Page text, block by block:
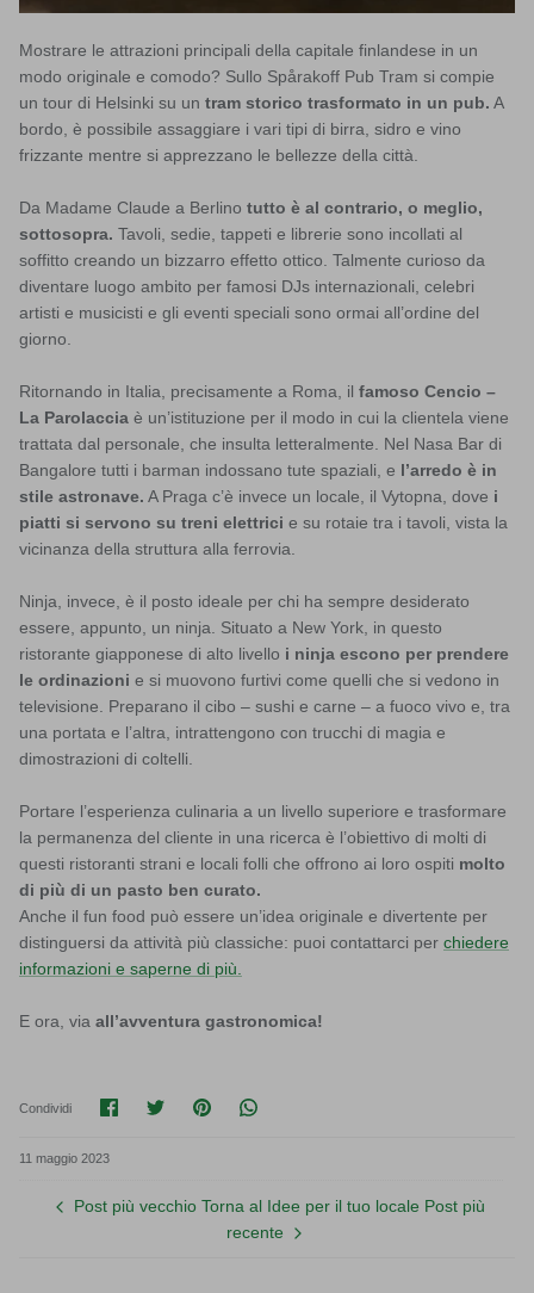
Mostrare le attrazioni principali della capitale finlandese in un
modo originale e comodo? Sullo Spårakoff Pub Tram si compie
un tour di Helsinki su un tram storico trasformato in un pub. A
bordo, è possibile assaggiare i vari tipi di birra, sidro e vino
frizzante mentre si apprezzano le bellezze della città.
Da Madame Claude a Berlino tutto è al contrario, o meglio,
sottosopra. Tavoli, sedie, tappeti e librerie sono incollati al
soffitto creando un bizzarro effetto ottico. Talmente curioso da
diventare luogo ambito per famosi DJs internazionali, celebri
artisti e musicisti e gli eventi speciali sono ormai all’ordine del
giorno.
Ritornando in Italia, precisamente a Roma, il famoso Cencio –
La Parolaccia è un’istituzione per il modo in cui la clientela viene
trattata dal personale, che insulta letteralmente. Nel Nasa Bar di
Bangalore tutti i barman indossano tute spaziali, e l’arredo è in
stile astronave. A Praga c’è invece un locale, il Vytopna, dove i
piatti si servono su treni elettrici e su rotaie tra i tavoli, vista la
vicinanza della struttura alla ferrovia.
Ninja, invece, è il posto ideale per chi ha sempre desiderato
essere, appunto, un ninja. Situato a New York, in questo
ristorante giapponese di alto livello i ninja escono per prendere
le ordinazioni e si muovono furtivi come quelli che si vedono in
televisione. Preparano il cibo – sushi e carne – a fuoco vivo e, tra
una portata e l’altra, intrattengono con trucchi di magia e
dimostrazioni di coltelli.
Portare l’esperienza culinaria a un livello superiore e trasformare
la permanenza del cliente in una ricerca è l’obiettivo di molti di
questi ristoranti strani e locali folli che offrono ai loro ospiti molto
di più di un pasto ben curato.
Anche il fun food può essere un’idea originale e divertente per
distinguersi da attività più classiche: puoi contattarci per chiedere
informazioni e saperne di più.
E ora, via all’avventura gastronomica!
Condividi Condividi su Facebook
Condividi su Twitter
Condividi su Pinterest
Translation missing:
11 maggio 2023
Post più vecchio Torna al Idee per il tuo locale Post più
recente